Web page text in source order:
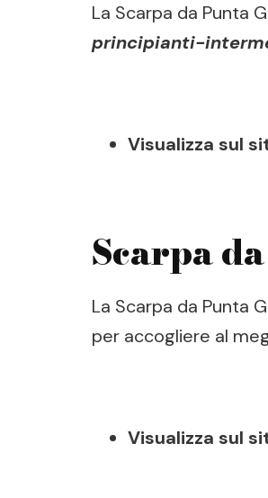
La Scarpa da Punta
principianti-
Visualizza sul
Scarpa
La Scarpa da Punta
per accogliere al
Visualizza sul